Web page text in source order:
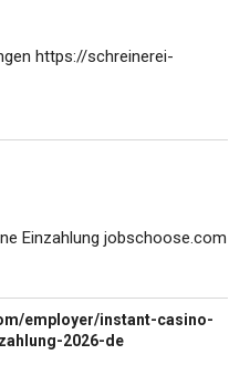
https://schreinerei-
Einzahlung jobschoose.com
employer/instant-casino-
2026-de